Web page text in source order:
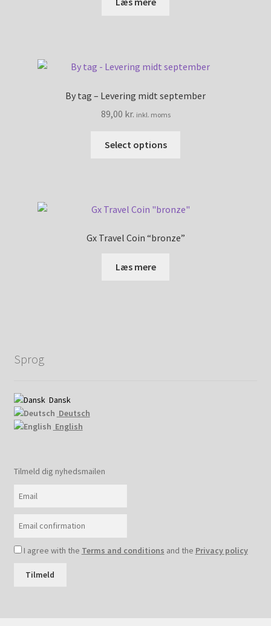
By tag – Levering midt september
89,00 kr. inkl. moms
Select options
Gx Travel Coin “bronze”
Læs mere
Sprog
Dansk
Deutsch
English
Tilmeld dig nyhedsmailen
I agree with the Terms and conditions and the Privacy policy
Tilmeld